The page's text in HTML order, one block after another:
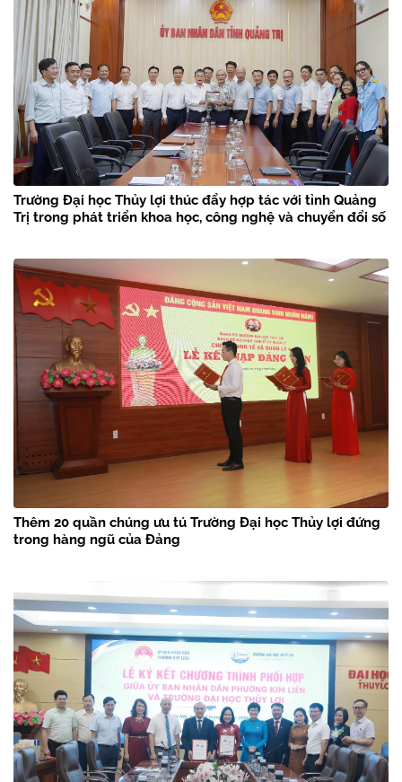
Trường Đại học Thủy lợi thúc đẩy hợp tác với tỉnh Quảng
Trị trong phát triển khoa học, công nghệ và chuyển đổi số
Thêm 20 quần chúng ưu tú Trường Đại học Thủy lợi đứng
trong hàng ngũ của Đảng